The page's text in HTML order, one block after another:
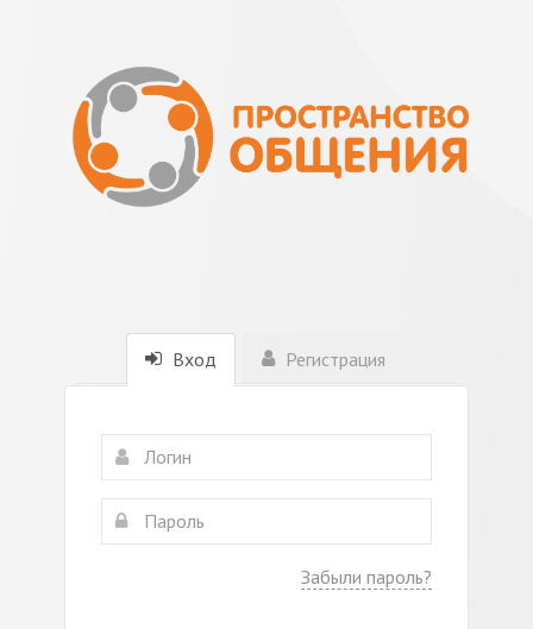
Вход Регистрация
Забыли пароль?